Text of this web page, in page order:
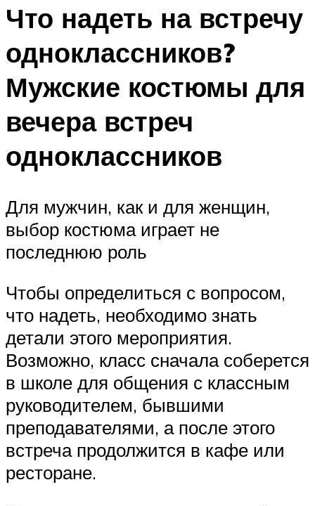
Что надеть на встречу
одноклассников?
Мужские костюмы для
вечера встреч
одноклассников
Для мужчин, как и для женщин,
выбор костюма играет не
последнюю роль
Чтобы определиться с вопросом,
что надеть, необходимо знать
детали этого мероприятия.
Возможно, класс сначала соберется
в школе для общения с классным
руководителем, бывшими
преподавателями, а после этого
встреча продолжится в кафе или
ресторане.